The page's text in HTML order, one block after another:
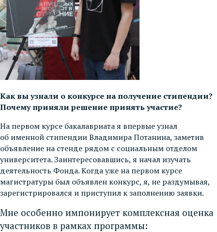
Как вы узнали о конкурсе на получение стипендии?
Почему приняли решение принять участие?
На первом курсе бакалавриата я впервые узнал
об именной стипендии Владимира Потанина, заметив
объявление на стенде рядом с социальным отделом
университета. Заинтересовавшись, я начал изучать
деятельность Фонда. Когда уже на первом курсе
магистратуры был объявлен конкурс, я, не раздумывая,
зарегистрировался и приступил к заполнению заявки.
Мне особенно импонирует комплексная оценка
участников в рамках программы: